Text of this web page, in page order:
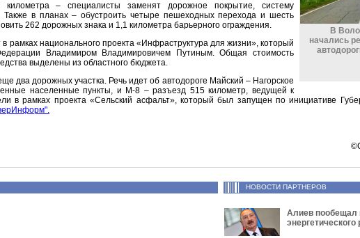
В
начались
– специалисты заменят дорожное покрытие, систему
в планах – обустроить четыре пешеходных перехода и шесть
262 дорожных знака и 1,1 километра барьерного ограждения.
рамках национального проекта «Инфраструктура для жизни», который
Владимиром Владимировичем Путиным. Общая стоимость
выделены из областного бюджета.
два дорожных участка. Речь идет об автодороге Майский – Нагорское
населенные пункты, и М-8 – разъезд 515 километр, ведущей к
в рамках проекта «Сельский асфальт», который был запущен по инициативе
НОВОСТИ ПАРТНЕРОВ
Алиев пообещал